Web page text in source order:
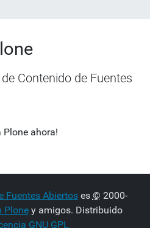
Contenido de Fuentes
Plone ahora!
Fuentes Abiertoses © 2000-
Ploney amigos. Distribuido
GNU GPL